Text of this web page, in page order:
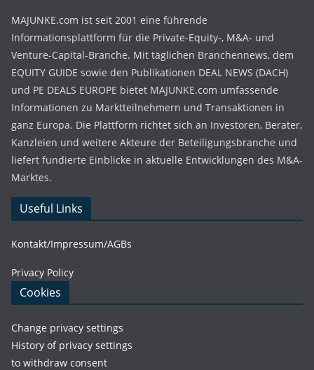
MAJUNKE.com ist seit 2001 eine führende
Informationsplattform für die Private-Equity-, M&A- und
Venture-Capital-Branche. Mit täglichen Branchennews, dem
EQUITY GUIDE sowie den Publikationen DEAL NEWS (DACH)
und PE DEALS EUROPE bietet MAJUNKE.com umfassende
Informationen zu Marktteilnehmern und Transaktionen in
ganz Europa. Die Plattform richtet sich an Investoren, Berater,
Kanzleien und weitere Akteure der Beteiligungsbranche und
liefert fundierte Einblicke in aktuelle Entwicklungen des M&A-
Marktes.
Useful Links
Kontakt/Impressum/AGBs
Privacy Policy
Cookies
Change privacy settings
History of privacy settings
to withdraw consent